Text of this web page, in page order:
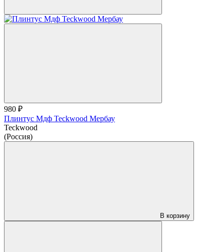
980 ₽
Плинтус Мдф Teckwood Мербау
Teckwood
(Россия)
В корзину